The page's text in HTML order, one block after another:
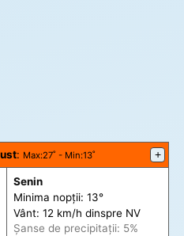
: Max:27˚ - Min:13˚ +
Senin
Minima nopții: 13°
Vânt: 12 km/h dinspre NV
Șanse de precipitații: 5%